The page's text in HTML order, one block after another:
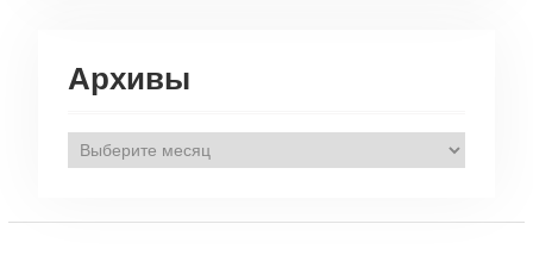
Архивы
Архивы